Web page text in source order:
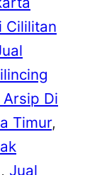
Cililitan
Di
Timur
, Jual